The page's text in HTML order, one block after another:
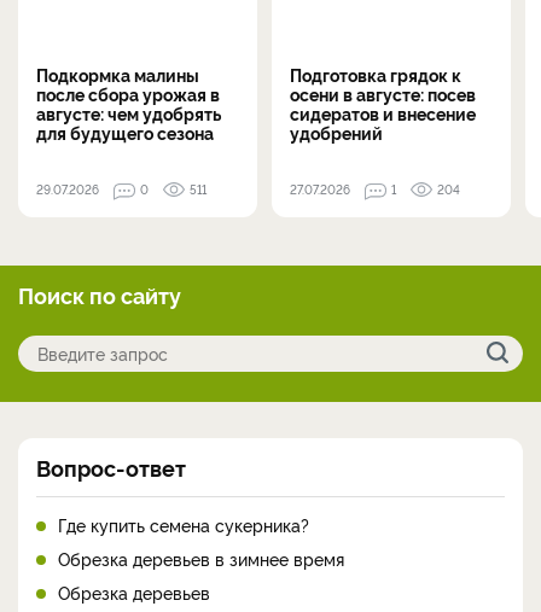
Подкормка малины
после сбора урожая в
августе: чем удобрять
для будущего сезона
29.07.2026 0 511
Подготовка грядок к
осени в августе: посев
сидератов и внесение
удобрений
27.07.2026 1 204
Поиск по сайту
Вопрос-ответ
Где купить семена сукерника?
Обрезка деревьев в зимнее время
Обрезка деревьев